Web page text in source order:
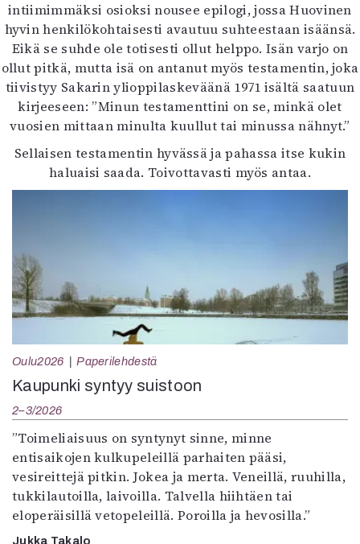
intiimimmäksi osioksi nousee epilogi, jossa Huovinen
hyvin henkilökohtaisesti avautuu suhteestaan isäänsä.
Eikä se suhde ole totisesti ollut helppo. Isän varjo on
ollut pitkä, mutta isä on antanut myös testamentin, joka
tiivistyy Sakarin ylioppilaskeväänä 1971 isältä saatuun
kirjeeseen: ”Minun testamenttini on se, minkä olet
vuosien mittaan minulta kuullut tai minussa nähnyt.”
Sellaisen testamentin hyvässä ja pahassa itse kukin
haluaisi saada. Toivottavasti myös antaa.
Oulu2026 Paperilehdestä
Kaupunki syntyy suistoon
2–3/2026
”Toimeliaisuus on syntynyt sinne, minne
entisaikojen kulkupeleillä parhaiten pääsi,
vesireittejä pitkin. Jokea ja merta. Veneillä, ruuhilla,
tukkilautoilla, laivoilla. Talvella hiihtäen tai
eloperäisillä vetopeleillä. Poroilla ja hevosilla.”
Jukka Takalo